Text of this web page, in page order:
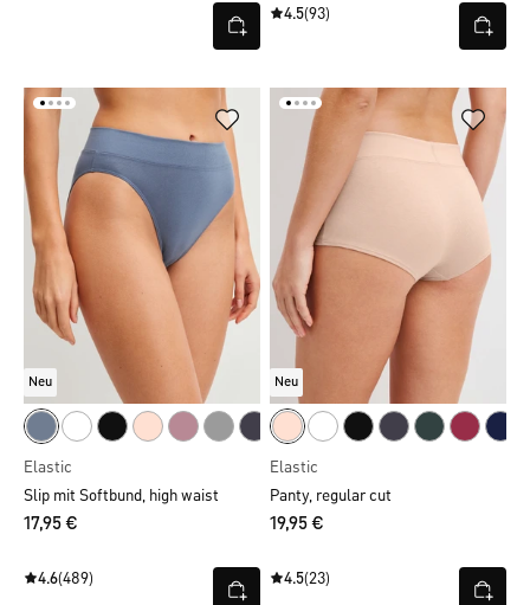
4.5(93)
Neu
Elastic
Slip mit Softbund, high waist
17,95 €
4.6(489)
Neu
Elastic
Panty, regular cut
19,95 €
4.5(23)